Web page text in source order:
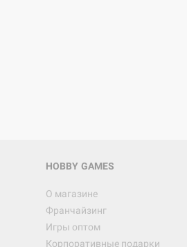
HOBBY GAMES
О магазине
Франчайзинг
Игры оптом
Корпоративные подарки